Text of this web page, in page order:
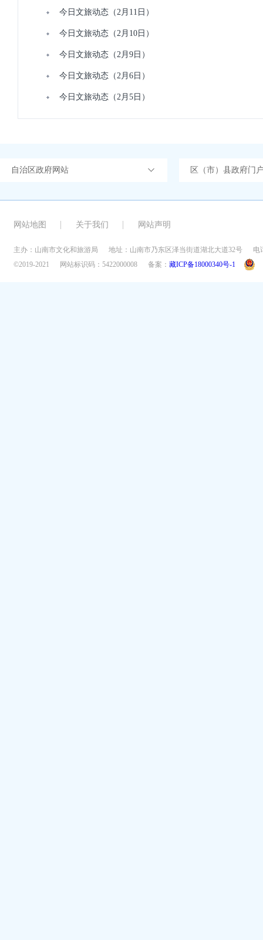
今日文旅动态（2月11日）
今日文旅动态（2月10日）
今日文旅动态（2月9日）
今日文旅动态（2月6日）
今日文旅动态（2月5日）
自治区政府网站 区（市）县政府门
网站地图 关于我们 网站声明
主办：山南市文化和旅游局 地址：山南市乃东区泽当街道湖北大道32号
电
©2019-2021
网站标识码：5422000008 备案： 藏ICP备18000340号-1